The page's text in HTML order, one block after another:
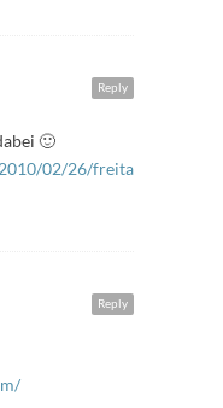
Reply
🙂
02/26/freitags-
Reply